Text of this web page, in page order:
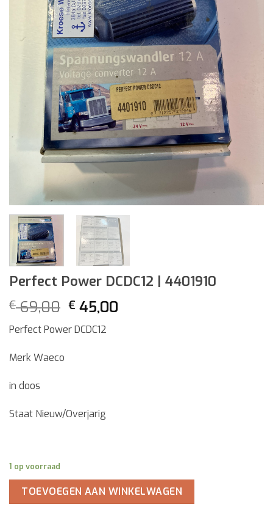
Perfect Power DCDC12 | 4401910
€69,00 Oorspronkelijke
prijs
was:
€ 45,00
Perfect Power DCDC12
Merk Waeco
in doos
Staat Nieuw/Overjarig
1 op voorraad
TOEVOEGEN AAN WINKELWAGEN